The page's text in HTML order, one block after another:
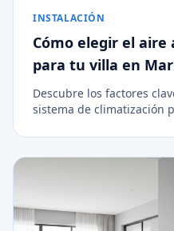
INSTALACIÓN
Cómo elegir el aire
para tu villa en
Descubre los factores
sistema de climatización